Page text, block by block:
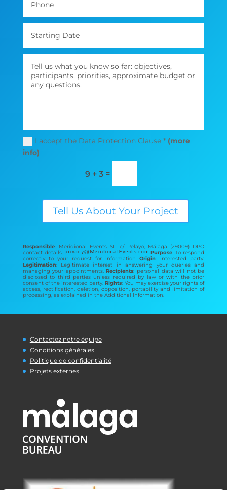
I accept the Data Protection Clause * (more
info)
9 + 3 =
Tell Us About Your Project
Responsible: Meridional Events SL. c/ Pelayo, Málaga (29009) DPO
contact details:
Purpose: To respond
correctly to your request for informationOrigin: interested party.
Legitimation: Legitimate interest in answering your queries and
managing your appointments.Recipients: personal data will not be
disclosed to third parties unless required by law or with the prior
consent of the interested party.Rights: You may exercise your rights of
access, rectification, deletion, opposition, portability and limitation of
processing, as explained in the Additional Information.
Contactez notre équipe
Conditions générales
Politique de confidentialité
Projets externes